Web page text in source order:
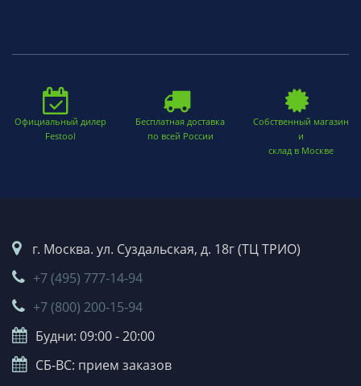
Официальный дилер
Festool
Бесплатная доставка
по всей России
Собственный магазин
и
склад в Москве
г. Москва. ул. Суздальская, д. 18г (ТЦ ТРИО)
+7 (495) 777-14-94
+7 (800) 200-15-94
Будни: 09:00 - 20:00
СБ-ВС: прием заказов